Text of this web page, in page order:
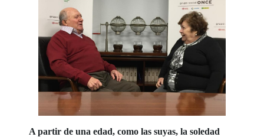
A partir de una edad, como las suyas, la soledad